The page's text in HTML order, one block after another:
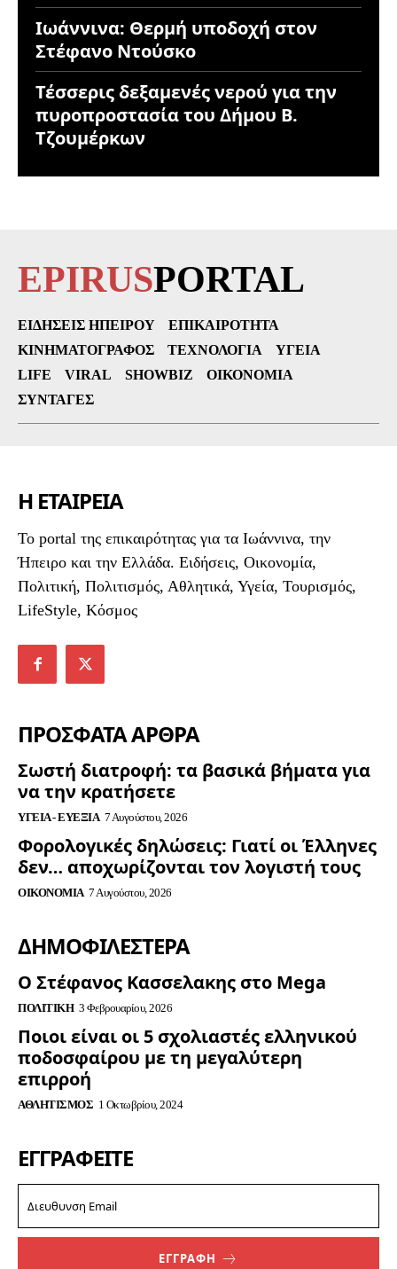
Ιωάννινα: Θερμή υποδοχή στον
Στέφανο Ντούσκο
Τέσσερις δεξαμενές νερού για την
πυροπροστασία του Δήμου Β.
Τζουμέρκων
EPIRUSPORTAL
ΕΙΔΉΣΕΙΣ ΗΠΕΊΡΟΥ
ΕΠΙΚΑΙΡΌΤΗΤΑ
ΚΙΝΗΜΑΤΟΓΡΆΦΟΣ
ΤΕΧΝΟΛΟΓΊΑ
ΥΓΕΊΑ
LIFE
VIRAL SHOWBIZ
ΟΙΚΟΝΟΜΊΑ
ΣΥΝΤΑΓΈΣ
Η ΕΤΑΙΡΕΙΑ
To portal της επικαιρότητας για τα Ιωάννινα, την
Ήπειρο και την Ελλάδα. Ειδήσεις, Οικονομία,
Πολιτική, Πολιτισμός, Αθλητικά, Υγεία, Τουρισμός,
LifeStyle, Κόσμος
ΠΡΟΣΦΑΤΑ ΑΡΘΡΑ
Σωστή διατροφή: τα βασικά βήματα για
να την κρατήσετε
ΥΓΕΊΑ - ΕΥΕΞΊΑ 7 Αυγούστου, 2026
Φορολογικές δηλώσεις: Γιατί οι Έλληνες
δεν… αποχωρίζονται τον λογιστή τους
ΟΙΚΟΝΟΜΊΑ 7 Αυγούστου, 2026
ΔΗΜΟΦΙΛΈΣΤΕΡΑ
Ο Στέφανος Κασσελακης στο Mega
ΠΟΛΙΤΙΚΉ 3 Φεβρουαρίου, 2026
Ποιοι είναι οι 5 σχολιαστές ελληνικού
ποδοσφαίρου με τη μεγαλύτερη
επιρροή
ΑΘΛΗΤΙΣΜΌΣ 1 Οκτωβρίου, 2024
ΕΓΓΡΑΦΕΊΤΕ
ΕΓΓΡΑΦΗ